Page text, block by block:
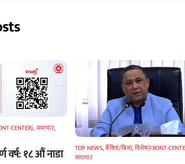
CENTER), समाचार,
वर्ष: १८ औँ नाडा
TOP NEWS,बैंकिङ/बिमा,विशेष(FRONT-
समाचार